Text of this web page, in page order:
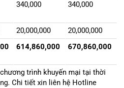
340,000 340,000
20,000,000
20,000,000
614,860,000 670,860,000
trình khuyến mại tại thời
Chi tiết xin liên hệ Hotline